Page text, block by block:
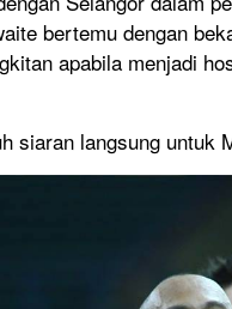
bertemu dengan
apabila menjadi
siaran langsung untuk